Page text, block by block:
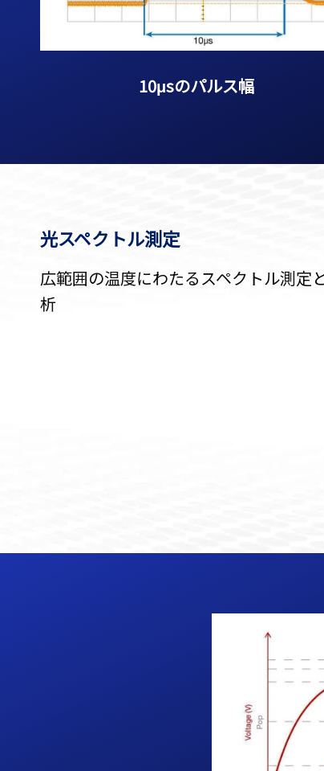
10μsのパルス幅
光スペクトル測定
広範囲の温度にわたるスペクトル測定
析